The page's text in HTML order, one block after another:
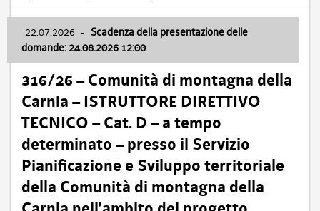
22.07.2026 - Scadenza della presentazione delle
domande: 24.08.2026 12:00
316/26 – Comunità di montagna della
Carnia – ISTRUTTORE DIRETTIVO
TECNICO – Cat. D – a tempo
determinato – presso il Servizio
Pianificazione e Sviluppo territoriale
della Comunità di montagna della